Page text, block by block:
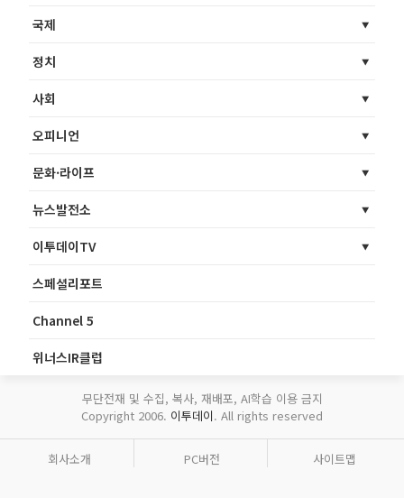
국제
정치
사회
오피니언
문화·라이프
뉴스발전소
이투데이TV
스페셜리포트
Channel 5
위너스IR클럽
무단전재 및 수집, 복사, 재배포, AI학습 이용 금지
Copyright 2006. 이투데이. All rights reserved
회사소개 PC버전 사이트맵